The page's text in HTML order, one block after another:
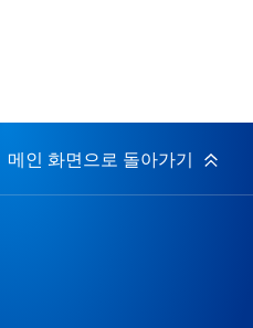
메인 화면으로 돌아가기